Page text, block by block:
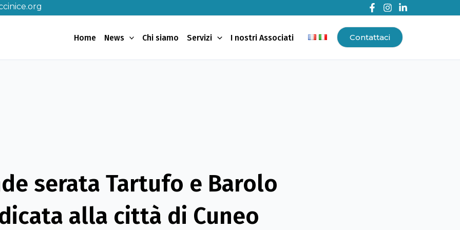
Home News Chi siamo Servizi I nostri Associati Contattaci
serata Tartufo e Barolo
alla città di Cuneo